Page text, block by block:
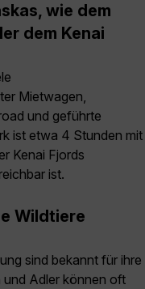
wie dem
dem Kenai
Mietwagen,
und geführte
ist etwa 4 Stunden mit
Kenai Fjords
ist.
Wildtiere
sind bekannt für ihre
und Adler können oft